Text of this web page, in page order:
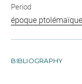
Period
époque ptolémaïque
BIBLIOGRAPHY